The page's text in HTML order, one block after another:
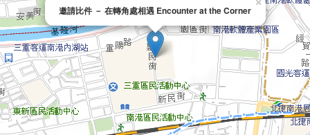
邀請比件 － 在轉角處相遇 Encounter at the Corner
×